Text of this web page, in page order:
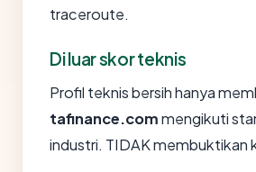
traceroute.
Di luar skor teknis
Profil teknis bersih hanya
tafinance.commengikuti
industri. TIDAK membuktikan